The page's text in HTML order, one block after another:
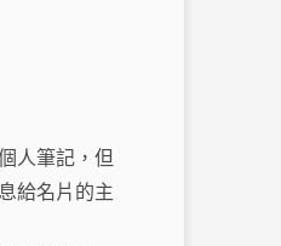
人筆記，但
給名片的主